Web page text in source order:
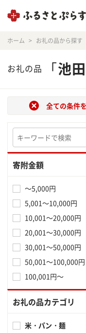
ホーム お礼の品から探す
お礼の品「池
全ての条件
寄附金額
～5,000円
5,001～10,000円
10,001～20,000円
20,001～30,000円
30,001～50,000円
50,001～100,000円
100,001円～
お礼の品カテゴリ
米・パン・麺